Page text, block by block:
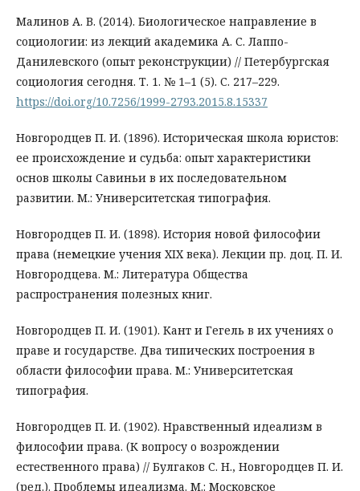
Малинов А. В. (2014). Биологическое направление в
социологии: из лекций академика А. С. Лаппо-
Данилевского (опыт реконструкции) // Петербургская
социология сегодня. Т. 1. № 1–1 (5). С. 217–229.
https://doi.org/10.7256/1999-2793.2015.8.15337
Новгородцев П. И. (1896). Историческая школа юристов:
ее происхождение и судьба: опыт характеристики
основ школы Савиньи в их последовательном
развитии. М.: Университетская типография.
Новгородцев П. И. (1898). История новой философии
права (немецкие учения XIX века). Лекции пр. доц. П. И.
Новгородцева. М.: Литература Общества
распространения полезных книг.
Новгородцев П. И. (1901). Кант и Гегель в их учениях о
праве и государстве. Два типических построения в
области философии права. М.: Университетская
типография.
Новгородцев П. И. (1902). Нравственный идеализм в
философии права. (К вопросу о возрождении
естественного права) // Булгаков С. Н., Новгородцев П. И.
(ред.). Проблемы идеализма. М.: Московское